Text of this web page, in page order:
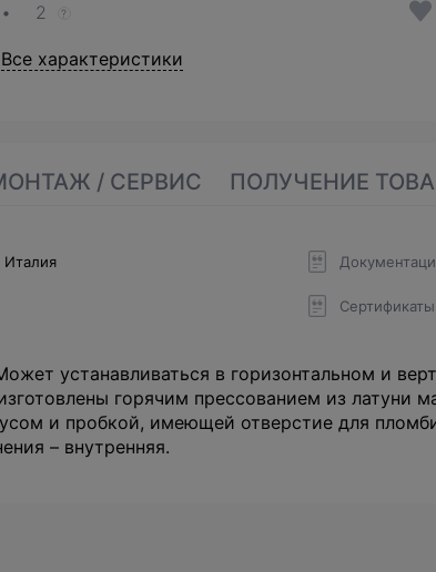
2 ?
Все характеристики
/ СЕРВИС ПОЛУЧЕНИЕ
Италия
Сертификаты
устанавливаться в горизонтальном и
горячим прессованием из латуни
и пробкой, имеющей отверстие для
– внутренняя.